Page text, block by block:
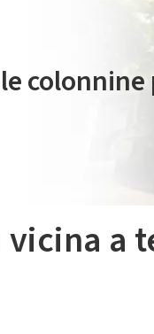
a